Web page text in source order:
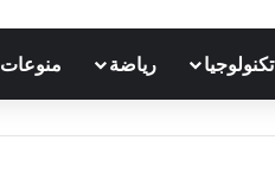
تكنولوجيا رياضة منوعات